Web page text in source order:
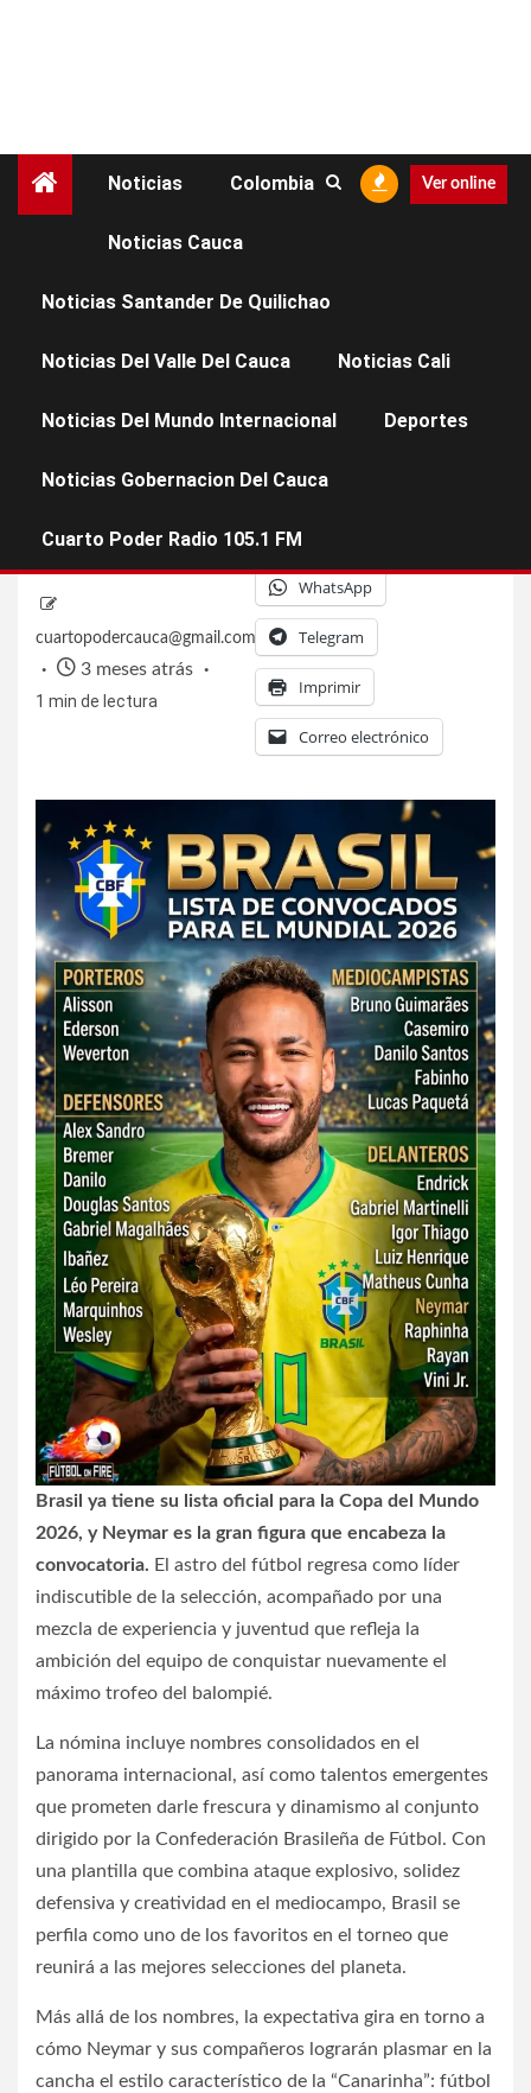
Noticias Colombia
Noticias Cauca
Noticias Santander De Quilichao
Noticias Del Valle Del Cauca Noticias Cali
Noticias Del Mundo Internacional Deportes
Noticias Gobernacion Del Cauca
Cuarto Poder Radio 105.1 FM
Ver online
Copa del Mundo 2026
cuartopodercauca@gmail.com
3 meses atrás
1 min de lectura
Facebook
WhatsApp
Telegram
Imprimir
Correo electrónico
Brasil ya tiene su lista oficial para la Copa del Mundo
2026, y Neymar es la gran figura que encabeza la
convocatoria. El astro del fútbol regresa como líder
indiscutible de la selección, acompañado por una
mezcla de experiencia y juventud que refleja la
ambición del equipo de conquistar nuevamente el
máximo trofeo del balompié.
La nómina incluye nombres consolidados en el
panorama internacional, así como talentos emergentes
que prometen darle frescura y dinamismo al conjunto
dirigido por la Confederación Brasileña de Fútbol. Con
una plantilla que combina ataque explosivo, solidez
defensiva y creatividad en el mediocampo, Brasil se
perfila como uno de los favoritos en el torneo que
reunirá a las mejores selecciones del planeta.
Más allá de los nombres, la expectativa gira en torno a
cómo Neymar y sus compañeros lograrán plasmar en la
cancha el estilo característico de la “Canarinha”: fútbol